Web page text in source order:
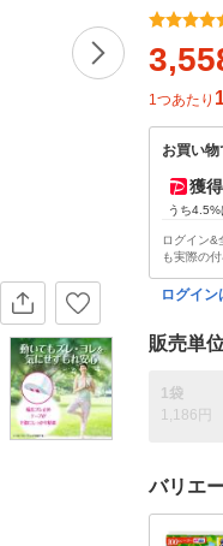
1つあたり
お買い
獲得
うち4.5%
ログイン&
も実際の
ログイン
販売単
1袋
1,186円
バリエ